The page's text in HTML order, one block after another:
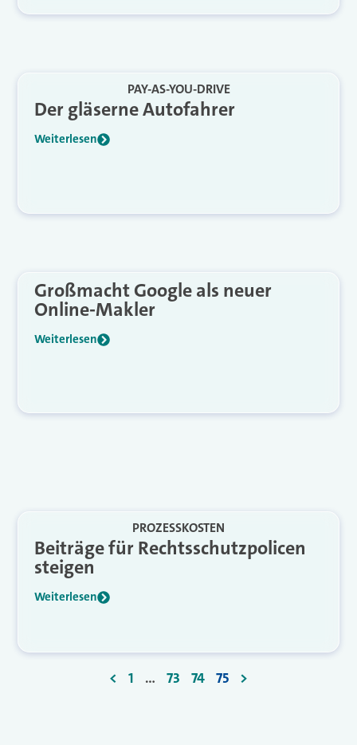
PAY-AS-YOU-DRIVE
Der gläserne Autofahrer
Weiterlesen
Großmacht Google als neuer
Online-Makler
Weiterlesen
PROZESSKOSTEN
Beiträge für Rechtsschutzpolicen
steigen
Weiterlesen
< 1 … 73 74 75 >